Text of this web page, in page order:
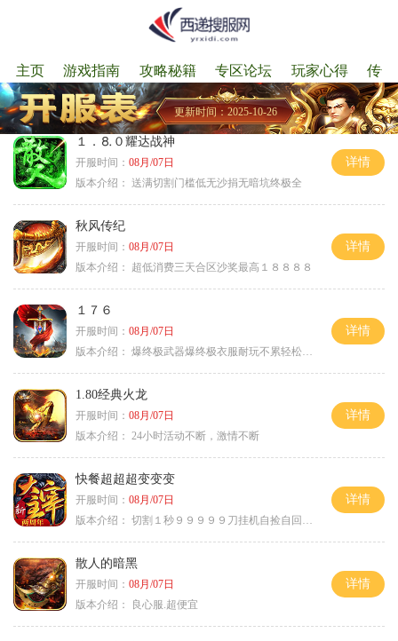
主页 游戏指南 攻略秘籍 专区论坛 玩家心得 传
更新时间：2025-10-26
１．⒏０耀达战神
开服时间： 08月/07日
版本介绍： 送满切割门槛低无沙捐无暗坑终极全
详情
秋风传纪
开服时间： 08月/07日
版本介绍：
超低消费三天合区沙奖最高１８８８８
详情
１７６
开服时间： 08月/07日
版本介绍： 爆终极武器爆终极衣服耐玩不累轻松满级
详情
1.80经典火龙
开服时间： 08月/07日
版本介绍：
24小时活动不断，激情不断
详情
快餐超超超变变变
开服时间： 08月/07日
版本介绍： 切割１秒９９９９９刀挂机自捡自回０血不
详情
散人的暗黑
开服时间： 08月/07日
版本介绍：
良心服.超便宜
详情